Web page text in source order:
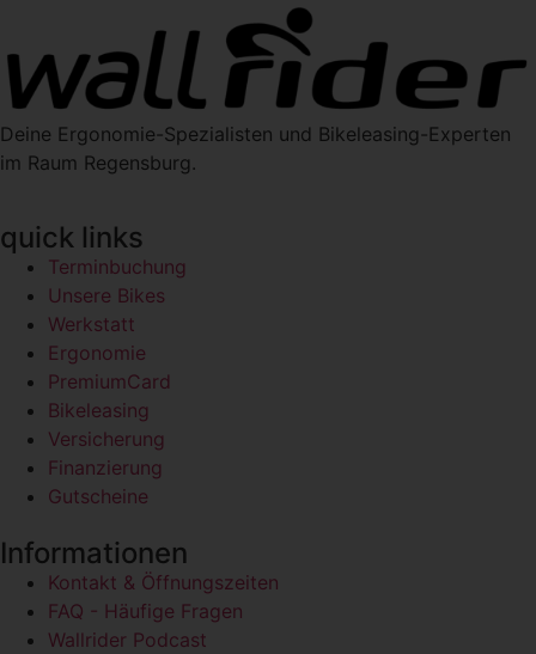
Deine Ergonomie-Spezialisten und Bikeleasing-Experten
im Raum Regensburg.
quick links
Terminbuchung
Unsere Bikes
Werkstatt
Ergonomie
PremiumCard
Bikeleasing
Versicherung
Finanzierung
Gutscheine
Informationen
Kontakt & Öffnungszeiten
FAQ - Häufige Fragen
Wallrider Podcast